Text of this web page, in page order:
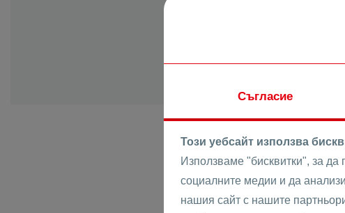
с. Първенец
Съгласие
Този уебсайт използва
Използваме "бисквитки", за
социалните медии и да
нашия сайт с нашите